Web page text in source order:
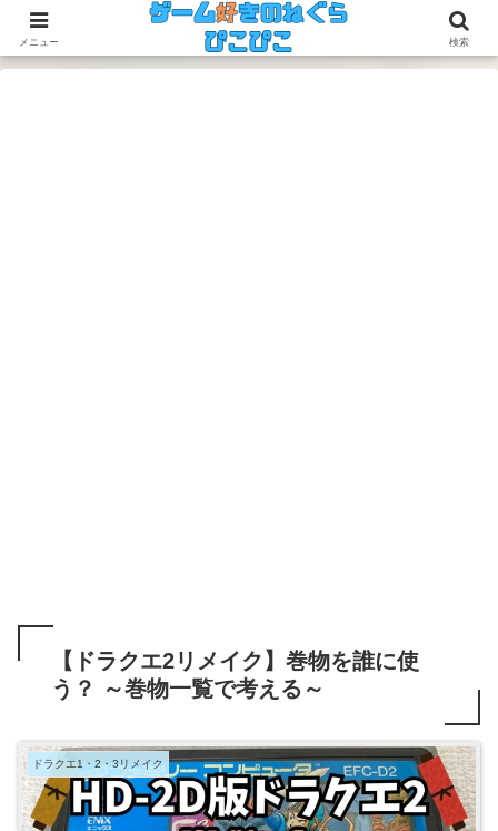
今のゲームも昔のゲームも面白い！
【ドラクエ2リメイク】巻物を誰に使
う？ ～巻物一覧で考える～
ドラクエ1・2・3リメイク
メニュー 検索